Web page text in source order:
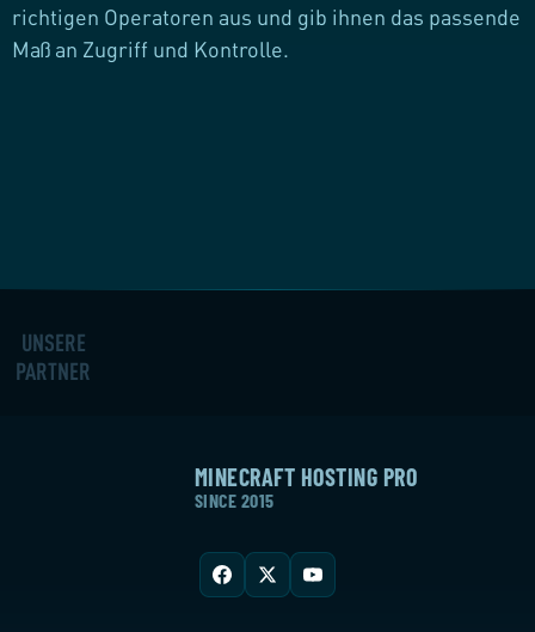
richtigen Operatoren aus und gib ihnen das passende
Maß an Zugriff und Kontrolle.
UNSERE
PARTNER
MINECRAFT HOSTING PRO
SINCE 2015